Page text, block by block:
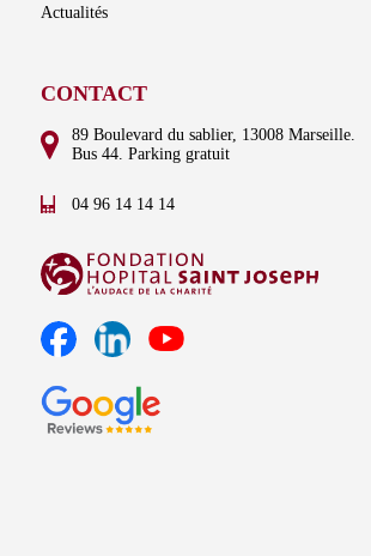
Actualités
CONTACT
89 Boulevard du sablier, 13008 Marseille.
Bus 44. Parking gratuit
04 96 14 14 14